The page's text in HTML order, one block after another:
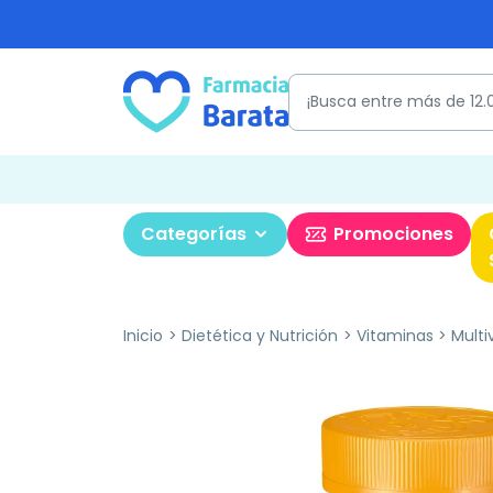
Categorías Promociones
Inicio Dietética y Nutrición Vitaminas